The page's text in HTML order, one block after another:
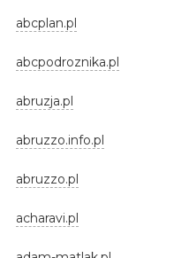
abcplan.pl
abcpodroznika.pl
abruzja.pl
abruzzo.info.pl
abruzzo.pl
acharavi.pl